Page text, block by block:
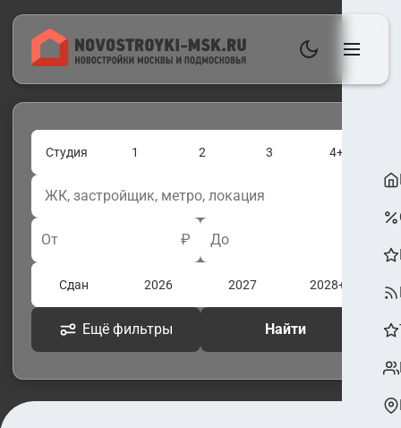
Студия 1 2 3 4+
От ₽ До
Сдан 2026 2027 2028+
Ещё фильтры Найти